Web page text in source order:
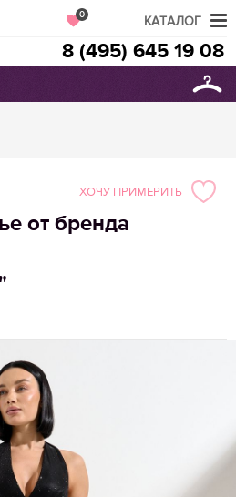
0
8 (495) 645 19 08
от бренда
ХОЧУ ПРИМЕРИТЬ
КАТАЛОГ